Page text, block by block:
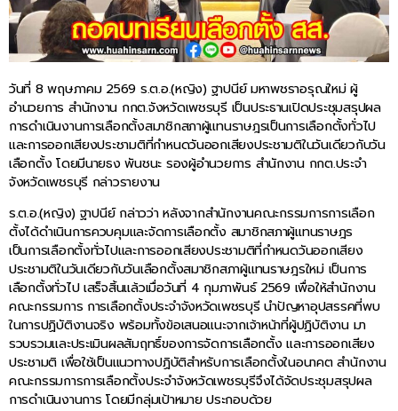
วันที่ 8 พฤษภาคม 2569 ร.ต.อ.(หญิง) ฐาปนีย์ มหาพชราอรุณใหม่ ผู้
อำนวยการ สำนักงาน กกต.จังหวัดเพชรบุรี เป็นประธานเปิดประชุมสรุปผล
การดำเนินงานการเลือกตั้งสมาชิกสภาผู้แทนราษฎรเป็นการเลือกตั้งทั่วไป
และการออกเสียงประชามติที่กำหนดวันออกเสียงประชามติในวันเดียวกับวัน
เลือกตั้ง โดยมีนายธง พันชนะ รองผู้อำนวยการ สำนักงาน กกต.ประจำ
จังหวัดเพชรบุรี กล่าวรายงาน
ร.ต.อ.(หญิง) ฐาปนีย์ กล่าวว่า หลังจากสำนักงานคณะกรรมการการเลือก
ตั้งได้ดำเนินการควบคุมและจัดการเลือกตั้ง สมาชิกสภาผู้แทนราษฎร
เป็นการเลือกตั้งทั่วไปและการออกเสียงประชามติที่กำหนดวันออกเสียง
ประชามติในวันเดียวกับวันเลือกตั้งสมาชิกสภาผู้แทนราษฎรใหม่ เป็นการ
เลือกตั้งทั่วไป เสร็จสิ้นแล้วเมื่อวันที่ 4 กุมภาพันธ์ 2569 เพื่อให้สำนักงาน
คณะกรรมการ การเลือกตั้งประจำจังหวัดเพชรบุรี นำปัญหาอุปสรรคที่พบ
ในการปฏิบัติงานจริง พร้อมทั้งข้อเสนอแนะจากเจ้าหน้าที่ผู้ปฏิบัติงาน มา
รวบรวมและประเมินผลสัมฤทธิ์ของการจัดการเลือกตั้ง และการออกเสียง
ประชามติ เพื่อใช้เป็นแนวทางปฏิบัติสำหรับการเลือกตั้งในอนาคต สำนักงาน
คณะกรรมการการเลือกตั้งประจำจังหวัดเพชรบุรีจึงได้จัดประชุมสรุปผล
การดำเนินงานการ โดยมีกลุ่มเป้าหมาย ประกอบด้วย